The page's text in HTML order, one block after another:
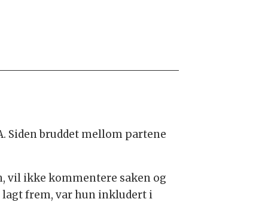
Siden bruddet mellom partene
vil ikke kommentere saken og
frem, var hun inkludert i